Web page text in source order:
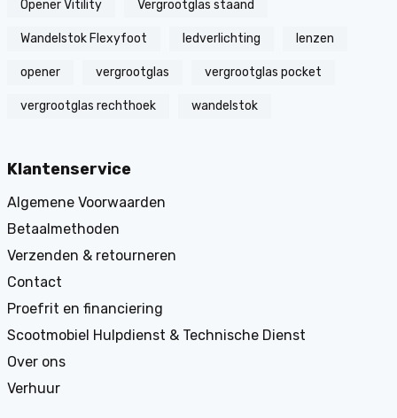
Opener Vitility Vergrootglas staand
Wandelstok Flexyfoot ledverlichting lenzen
opener vergrootglas vergrootglas pocket
vergrootglas rechthoek wandelstok
Klantenservice
Algemene Voorwaarden
Betaalmethoden
Verzenden & retourneren
Contact
Proefrit en financiering
Scootmobiel Hulpdienst & Technische Dienst
Over ons
Verhuur